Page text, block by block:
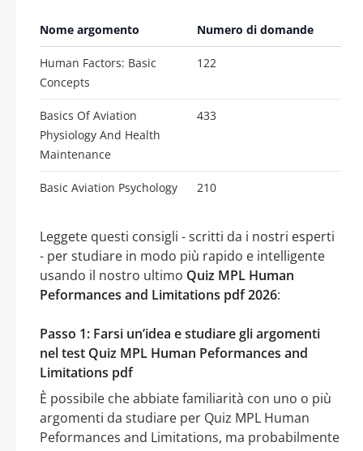
Nome argomento Numero di domande
Human Factors: Basic
Concepts
122
Basics Of Aviation
Physiology And Health
Maintenance
433
Basic Aviation Psychology 210
Leggete questi consigli - scritti da i nostri esperti
- per studiare in modo più rapido e intelligente
usando il nostro ultimo Quiz MPL Human
Peformances and Limitations pdf 2026:
Passo 1: Farsi un’idea e studiare gli argomenti
nel test Quiz MPL Human Peformances and
Limitations pdf
È possibile che abbiate familiarità con uno o più
argomenti da studiare per Quiz MPL Human
Peformances and Limitations, ma probabilmente